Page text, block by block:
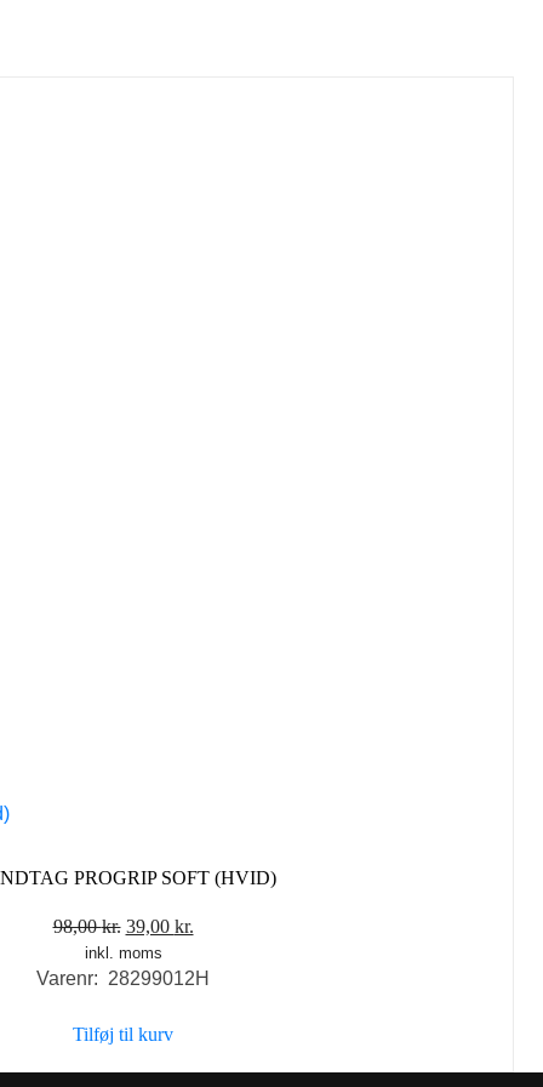
PROGRIP SOFT (HVID)
98,00kr. Den
oprindelige
pris
98,00 kr..
39,00 kr.
pris
inkl. moms
Varenr: 28299012H
Tilføj til kurv